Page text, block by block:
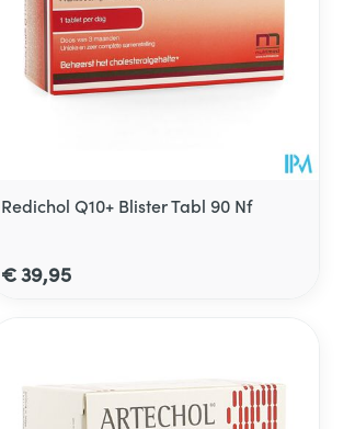
Redichol Q10+ Blister Tabl 90 Nf
€ 39,95